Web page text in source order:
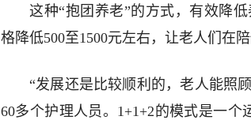
这种“抱团养老”的方式，有效降
格降低500至1500元左右，让老人们在
“发展还是比较顺利的，老人能照
60多个护理人员。1+1+2的模式是一个